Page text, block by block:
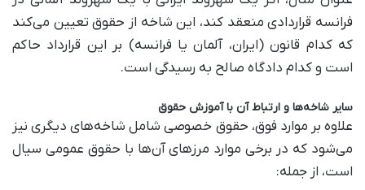
فرانسه قراردادی منعقد کند، این شاخه از حقوق تعیین می‌کند
که کدام قانون (ایران، آلمان یا فرانسه) بر این قرارداد حاکم
است و کدام دادگاه صالح به رسیدگی است.
سایر شاخه‌ها و ارتباط آن باآموزش حقوق
علاوه بر موارد فوق، حقوق خصوصی شامل شاخه‌های دیگری نیز
می‌شود که در برخی موارد مرزهای آن‌ها با حقوق عمومی سیال
است، از جمله: